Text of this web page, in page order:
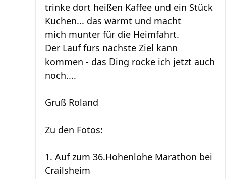
trinke dort heißen Kaffee und ein Stück
Kuchen... das wärmt und macht
mich munter für die Heimfahrt.
Der Lauf fürs nächste Ziel kann
kommen - das Ding rocke ich jetzt auch
noch....
Gruß Roland
Zu den Fotos:
1. Auf zum 36.Hohenlohe Marathon bei
Crailsheim